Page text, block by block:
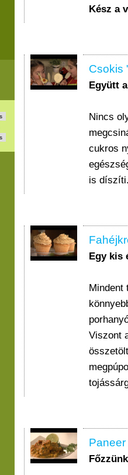
Kész a
Csokis
Együtt
Nincs
cukros
is
Egy kis
Mindent
Viszont